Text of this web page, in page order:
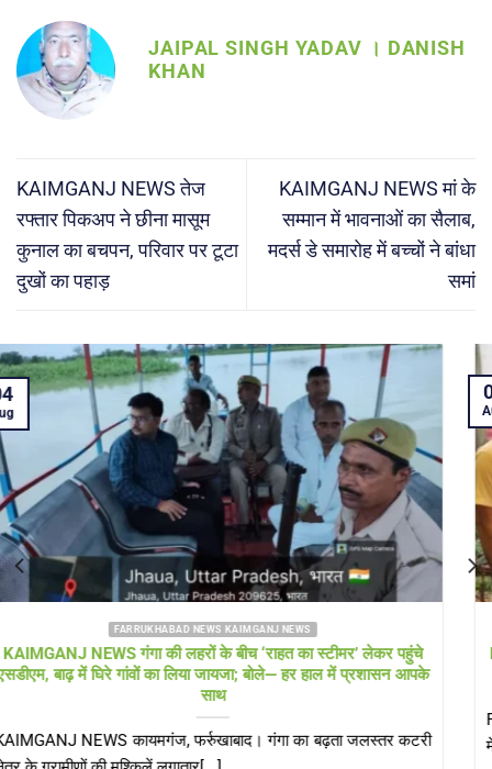
JAIPAL SINGH YADAV । DANISH
KHAN
KAIMGANJ NEWS तेज
रफ्तार पिकअप ने छीना मासूम
कुनाल का बचपन, परिवार पर टूटा
दुखों का पहाड़
KAIMGANJ NEWS मां के
सम्मान में भावनाओं का सैलाब,
मदर्स डे समारोह में बच्चों ने बांधा
समां
FARRUKHABAD NEWS UTTAR PRADESH
Farrukhabad news बाढ़ राहत शिविर में ‘हेल्थ अलर्ट’! सीएमओ खुद पहुंचे,
डॉक्टरों की टीम और एम्बुलेंस 24 घंटे तैनात
Farrukhabad news डीएम के निरीक्षण के बाद स्वास्थ्य विभाग एक्शन मोड
में, संक्रामक रोगों पर[...]
04